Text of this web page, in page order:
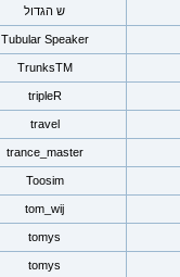
ש הגדול
Tubular Speaker
TrunksTM
tripleR
travel
trance_master
Toosim
tom_wij
tomys
tomys